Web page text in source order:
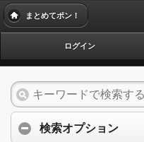
まとめてポン！
ログイン
検索オプション